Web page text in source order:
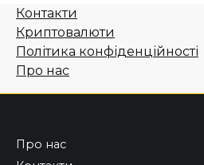
Контакти
Криптовалюти
Політика конфіденційності
Про нас
Про нас